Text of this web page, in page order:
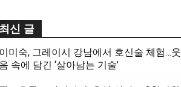
신 글
미숙, 그레이시 강남에서 호신술 체험…웃
속에 담긴 ‘살아남는 기술’